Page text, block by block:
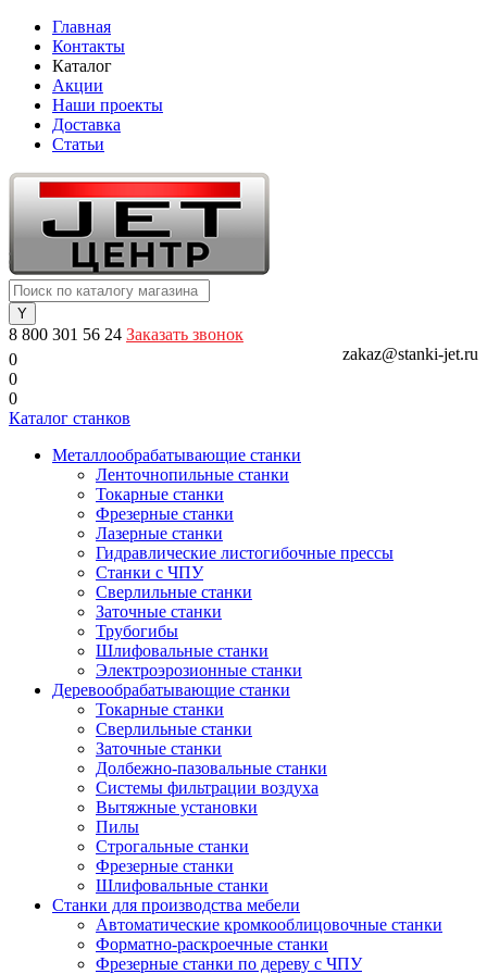
Главная
Контакты
Каталог
Акции
Наши проекты
Доставка
Статьи
8 800 301 56 24 Заказать звонок
zakaz@stanki-jet.ru
0
0
0
Каталог станков
Металлообрабатывающие станки
Ленточнопильные станки
Токарные станки
Фрезерные станки
Лазерные станки
Гидравлические листогибочные прессы
Станки с ЧПУ
Сверлильные станки
Заточные станки
Трубогибы
Шлифовальные станки
Электроэрозионные станки
Деревообрабатывающие станки
Токарные станки
Сверлильные станки
Заточные станки
Долбежно-пазовальные станки
Системы фильтрации воздуха
Вытяжные установки
Пилы
Строгальные станки
Фрезерные станки
Шлифовальные станки
Станки для производства мебели
Автоматические кромкооблицовочные станки
Форматно-раскроечные станки
Фрезерные станки по дереву с ЧПУ